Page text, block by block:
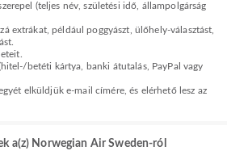
(teljes név, születési idő, állampolgárság
extrákat, például poggyászt, ülőhely-választást,
betéti kártya, banki átutalás, PayPal vagy
elküldjük e-mail címére, és elérhető lesz az
a(z) Norwegian Air Sweden-ról